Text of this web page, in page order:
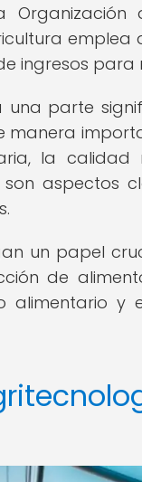
ingresos
parte
manera
la
aspectos
un papel
de
alimentario y